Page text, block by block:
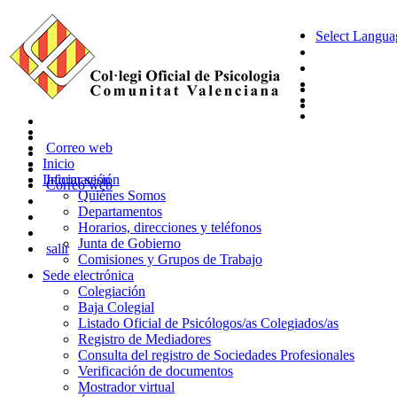
Select
Correo web
Iniciar sesión
Correo web
salir
Inicio
Información
Quiénes Somos
Departamentos
Horarios, direcciones y teléfonos
Junta de Gobierno
Comisiones y Grupos de Trabajo
Sede electrónica
Colegiación
Baja Colegial
Listado Oficial de Psicólogos/as Colegiados/as
Registro de Mediadores
Consulta del registro de Sociedades Profesionales
Verificación de documentos
Mostrador virtual